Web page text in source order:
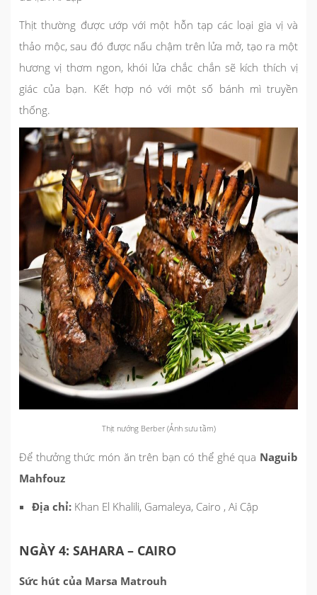
Thịt thường được ướp với một hỗn tạp các loại gia vị và
thảo mộc, sau đó được nấu chậm trên lửa mở, tạo ra một
hương vị thơm ngon, khói lửa chắc chắn sẽ kích thích vị
giác của bạn. Kết hợp nó với một số bánh mì truyền
thống.
Thịt nướng Berber (Ảnh sưu tầm)
Để thưởng thức món ăn trên bạn có thể ghé qua Naguib
Mahfouz
Địa chỉ: Khan El Khalili, Gamaleya, Cairo , Ai Cập
NGÀY 4: SAHARA – CAIRO
Sức hút của Marsa Matrouh